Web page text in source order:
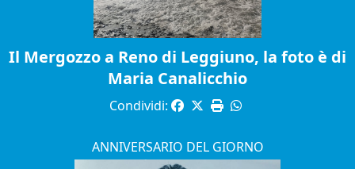
Il Mergozzo a Reno di Leggiuno, la foto è di
Maria Canalicchio
Condividi:
ANNIVERSARIO DEL GIORNO